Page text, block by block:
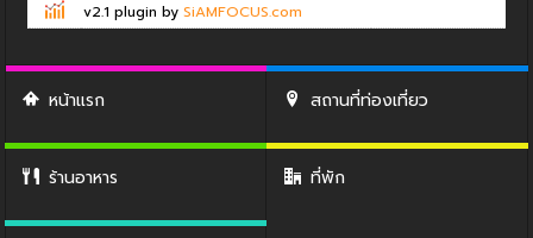
v2.1 plugin by SiAMFOCUS.com
หน้าแรก สถานที่ท่องเที่ยว
ร้านอาหาร ที่พัก